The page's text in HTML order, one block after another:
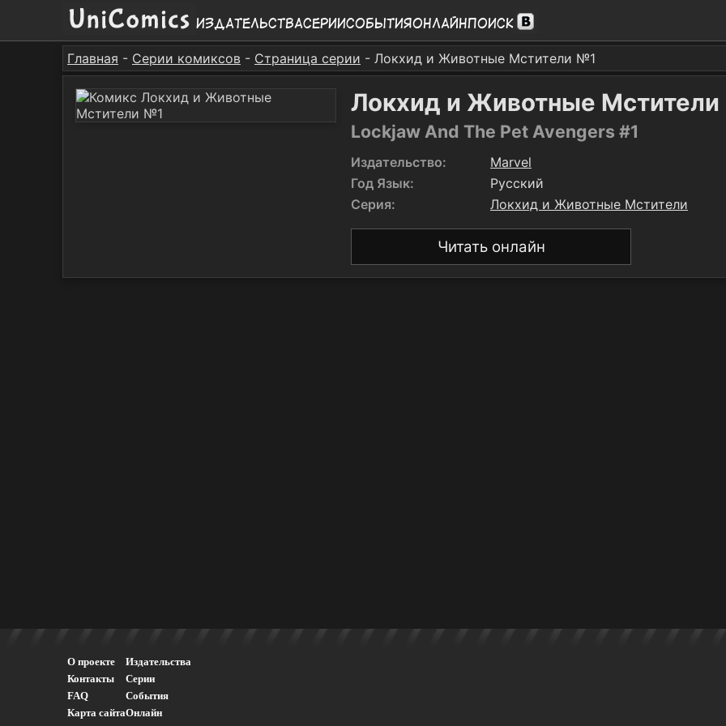
ИздательстваСерииСобытияОнлайнПоиск
Главная - Серии комиксов - Страница серии - Локхид и Животные Мстители №1
Локхид и Животные
Lockjaw And The Pet Avengers #1
Издательство:
Marvel
Год Язык:
Русский
Серия:
Локхид и Животные Мстители
Читать онлайн
О проекте
Контакты
FAQ
Карта сайта
Издательства
Серии
События
Онлайн